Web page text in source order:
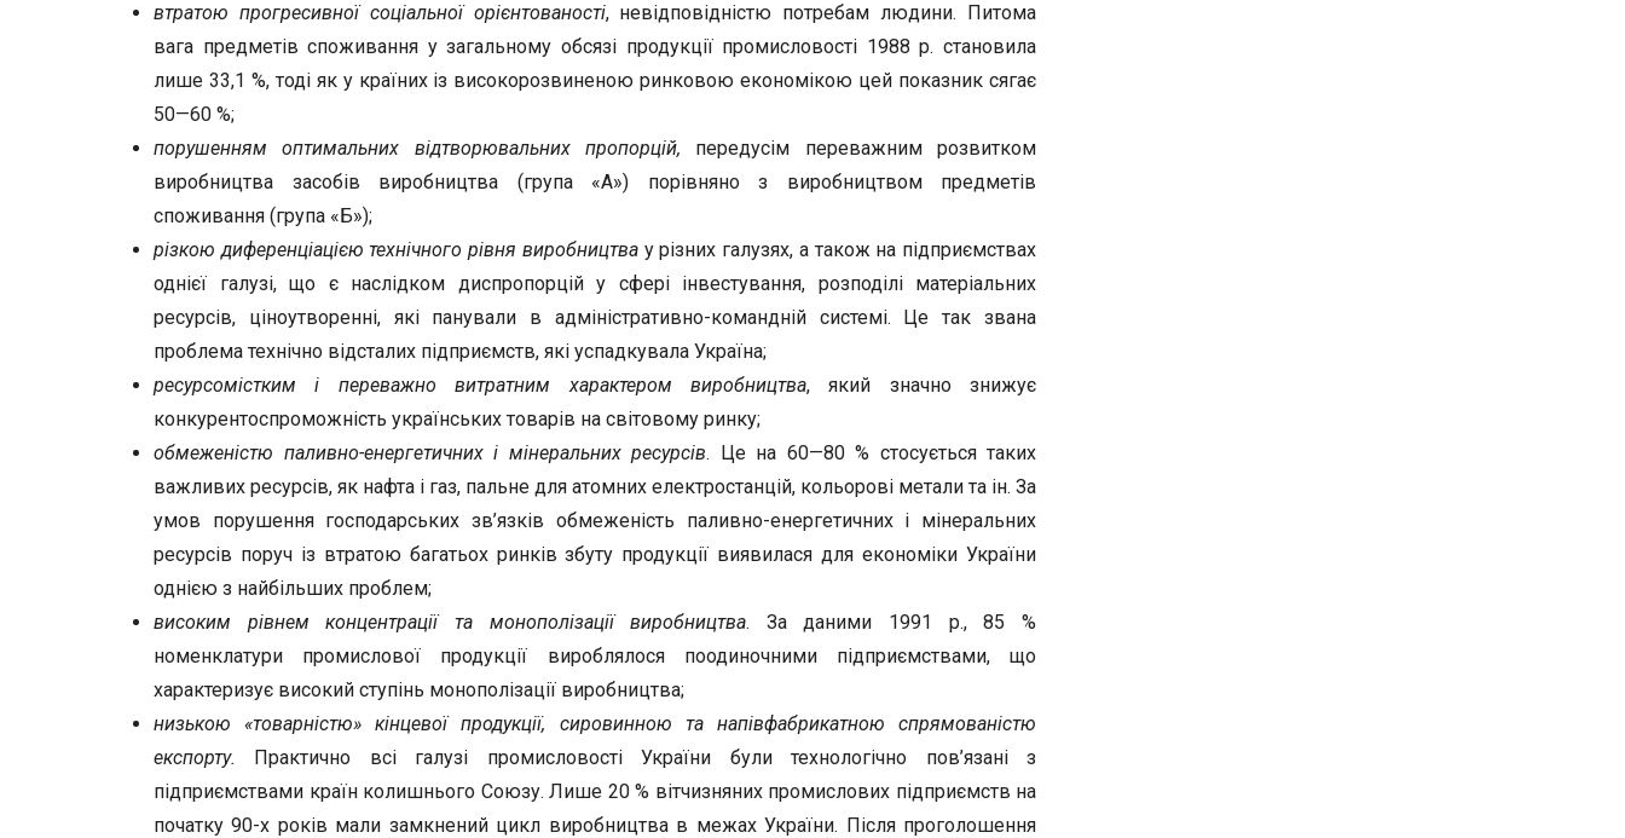
втратою прогресивної соціальної орієнтованості, невідповідністю потребам людини. Питома
вага предметів споживання у загальному обсязі продукції промисловості 1988 р. становила
лише 33,1 %, тоді як у країних із високорозвиненою ринковою економікою цей показник сягає
50—60 %;
порушенням оптимальних відтворювальних пропорцій, передусім переважним розвитком
виробництва засобів виробництва (група «А») порівняно з виробництвом предметів
споживання (група «Б»);
різкою диференціацією технічного рівня виробництвау різних галузях, а також на підприємствах
однієї галузі, що є наслідком диспропорцій у сфері інвестування, розподілі матеріальних
ресурсів, ціноутворенні, які панували в адміністративно-командній системі. Це так звана
проблема технічно відсталих підприємств, які успадкувала Україна;
ресурсомістким і переважно витратним характером виробництва, який значно знижує
конкурентоспроможність українських товарів на світовому ринку;
обмеженістю паливно-енергетичних і мінеральних ресурсів. Це на 60—80 % стосується таких
важливих ресурсів, як нафта і газ, пальне для атомних електростанцій, кольорові метали та ін. За
умов порушення господарських зв’язків обмеженість паливно-енергетичних і мінеральних
ресурсів поруч із втратою багатьох ринків збуту продукції виявилася для економіки України
однією з найбільших проблем;
високим рівнем концентрації та монополізації виробництва. За даними 1991 р., 85 %
номенклатури промислової продукції вироблялося поодиночними підприємствами, що
характеризує високий ступінь монополізації виробництва;
низькою «товарністю» кінцевої продукції, сировинною та напівфабрикатною спрямованістю
експорту.
Практично всі галузі промисловості України були технологічно пов’язані з
підприємствами країн колишнього Союзу. Лише 20 % вітчизняних промислових підприємств на
початку 90-х років мали замкнений цикл виробництва в межах України. Після проголошення